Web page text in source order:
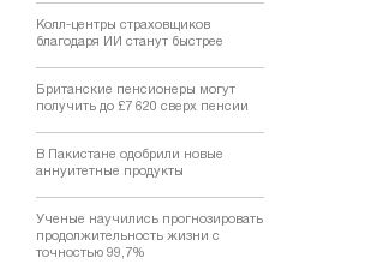
Колл-центры страховщиков
благодаря ИИ станут быстрее
Британские пенсионеры могут
получить до £7 620 сверх пенсии
В Пакистане одобрили новые
аннуитетные продукты
Ученые научились прогнозировать
продолжительность жизни с
точностью 99,7%